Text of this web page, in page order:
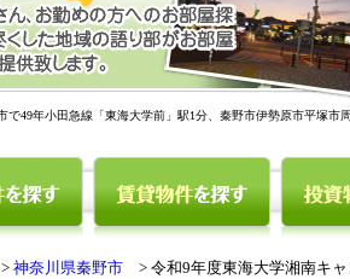
49年小田急線「東海大学前」駅1分、秦野市伊勢原市平塚
神奈川県秦野市 令和9年度東海大学湘南キ